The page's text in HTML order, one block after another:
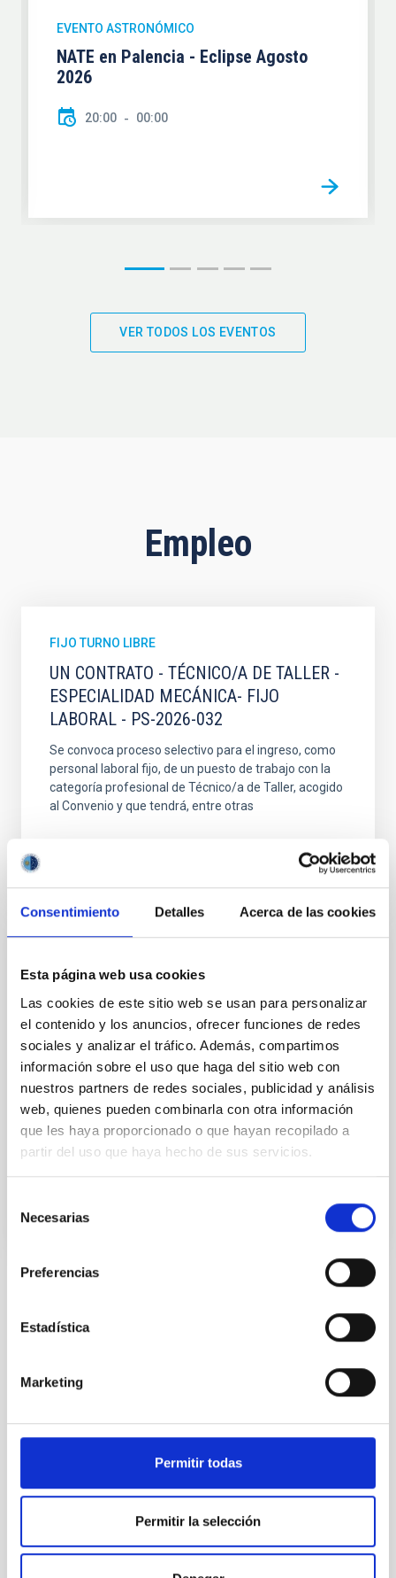
Consentimiento Detalles Acerca de las cookies
Esta página web usa cookies
Las cookies de este sitio web se usan para personalizar
el contenido y los anuncios, ofrecer funciones de redes
sociales y analizar el tráfico. Además, compartimos
información sobre el uso que haga del sitio web con
nuestros partners de redes sociales, publicidad y análisis
web, quienes pueden combinarla con otra información
que les haya proporcionado o que hayan recopilado a
partir del uso que haya hecho de sus servicios.
Necesarias
Preferencias
Estadística
Marketing
Permitir todas
Permitir la selección
EVENTO ASTRONÓMICO
NATE en Palencia - Eclipse Agosto
2026
20:00 00:00
VER TODOS LOS EVENTOS
Empleo
FIJO TURNO LIBRE
UN CONTRATO - TÉCNICO/A DE TALLER -
ESPECIALIDAD MECÁNICA- FIJO
LABORAL - PS-2026-032
Se convoca proceso selectivo para el ingreso, como
personal laboral fijo, de un puesto de trabajo con la
categoría profesional de Técnico/a de Taller, acogido
al Convenio y que tendrá, entre otras
MANTENIMIENTO GENERAL
OBSERVATORIOS (ORM-LA PALMA) - FIJO
LABORAL -PS-2026-031
Se convoca proceso selectivo para el ingreso, como
personal laboral fijo, de un puesto de trabajo con la
categoría profesional de Técnico/a Mantenimiento
General, acogido a Convenio y que tendrá
Desde el IAC siempre
estamos buscando gente
con talento.